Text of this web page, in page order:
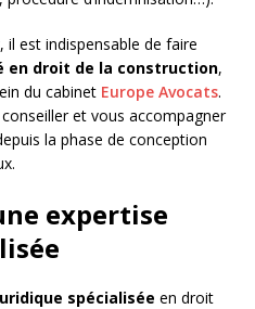
est indispensable de faire
en droit de la construction,
du cabinet Europe Avocats.
et vous accompagner
la phase de conception
expertise
spécialisée en droit